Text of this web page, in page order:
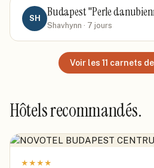
SH Budapest "Perle
Shavhynn · 7 jours
Voir les 11 carnets
Hôtels recommandés.
★ ★ ★ ★